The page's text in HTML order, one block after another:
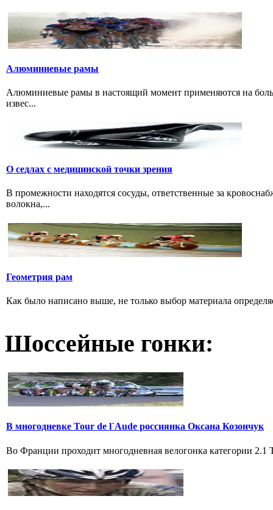
Алюминиевые рамы
Алюминиевые рамы в настоящий момент применяются на
извес...
О седлах с медицинской точки зрения
В промежности находятся сосуды, ответственные за
волокна,...
Геометрия рам
Как было написано выше, не только выбор материала
Шоссейные гонки:
В многодневке Tour de l`Aude россиянка Оксана Козончук
Во Франции проходит многодневная велогонка категории